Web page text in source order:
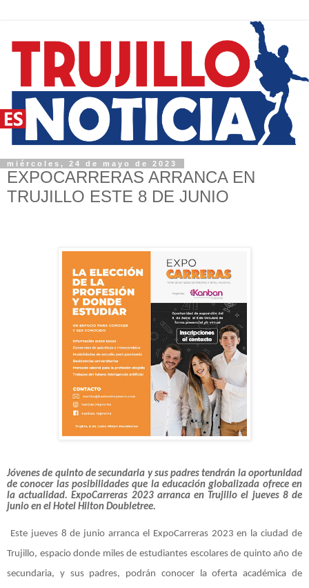
miércoles, 24 de mayo de 2023
EXPOCARRERAS ARRANCA EN
TRUJILLO ESTE 8 DE JUNIO
Jóvenes de quinto de secundaria y sus padres tendrán la oportunidad
de conocer las posibilidades que la educación globalizada ofrece en
la actualidad. ExpoCarreras 2023 arranca en Trujillo el jueves 8 de
junio en el Hotel Hilton Doubletree.
Este jueves 8 de junio arranca el ExpoCarreras 2023 en la ciudad de
Trujillo, espacio donde miles de estudiantes escolares de quinto año de
secundaria, y sus padres, podrán conocer la oferta académica de